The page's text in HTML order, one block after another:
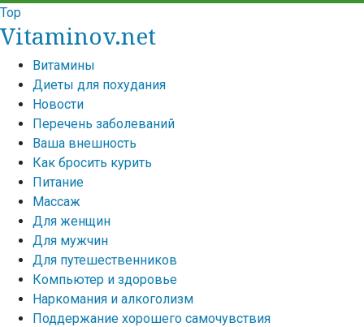
Top
Vitaminov.net
Витамины
Диеты для похудания
Новости
Перечень заболеваний
Ваша внешность
Как бросить курить
Питание
Массаж
Для женщин
Для мужчин
Для путешественников
Компьютер и здоровье
Наркомания и алкоголизм
Поддержание хорошего самочувствия